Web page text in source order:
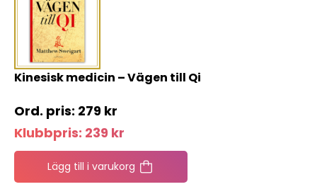
Kinesisk medicin – Vägen till Qi
279 kr
Klubbpris: 239 kr
Lägg till i varukorg